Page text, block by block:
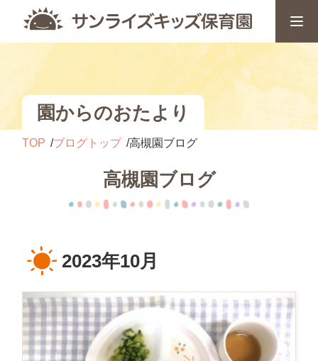
園からのおたより
TOP ブログトップ 高槻園ブログ
高槻園ブログ
2023年10月